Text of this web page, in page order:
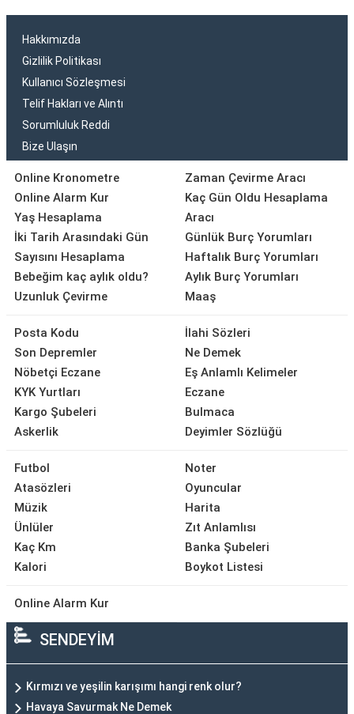
Hakkımızda
Gizlilik Politikası
Kullanıcı Sözleşmesi
Telif Hakları ve Alıntı
Sorumluluk Reddi
Bize Ulaşın
Online Kronometre
Online Alarm Kur
Yaş Hesaplama
İki Tarih Arasındaki Gün
Sayısını Hesaplama
Bebeğim kaç aylık oldu?
Uzunluk Çevirme
Zaman Çevirme Aracı
Kaç Gün Oldu Hesaplama
Aracı
Günlük Burç Yorumları
Haftalık Burç Yorumları
Aylık Burç Yorumları
Maaş
Posta Kodu
Son Depremler
Nöbetçi Eczane
KYK Yurtları
Kargo Şubeleri
Askerlik
İlahi Sözleri
Ne Demek
Eş Anlamlı Kelimeler
Eczane
Bulmaca
Deyimler Sözlüğü
Futbol
Atasözleri
Müzik
Ünlüler
Kaç Km
Kalori
Noter
Oyuncular
Harita
Zıt Anlamlısı
Banka Şubeleri
Boykot Listesi
Online Alarm Kur
SENDEYİM
Kırmızı ve yeşilin karışımı hangi renk olur?
Havaya Savurmak Ne Demek